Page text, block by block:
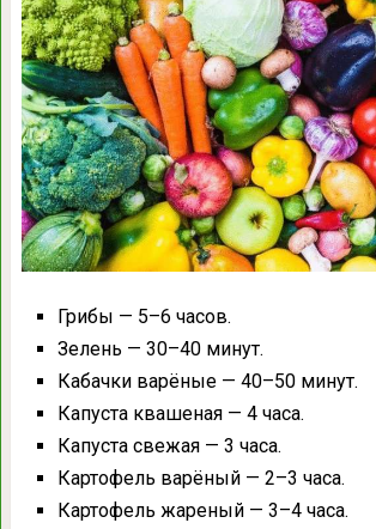
Грибы — 5–6 часов.
Зелень — 30–40 минут.
Кабачки варёные — 40–50 минут.
Капуста квашеная — 4 часа.
Капуста свежая — 3 часа.
Картофель варёный — 2–3 часа.
Картофель жареный — 3–4 часа.